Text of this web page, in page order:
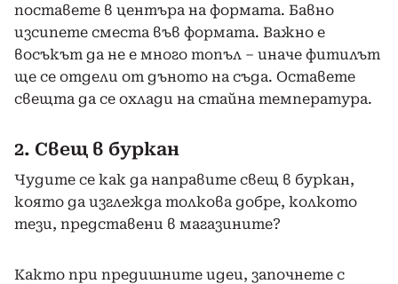
поставете в центъра на формата. Бавно
изсипете сместа във формата. Важно е
восъкът да не е много топъл – иначе фитилът
ще се отдели от дъното на съда. Оставете
свещта да се охлади на стайна температура.
2. Свещ в буркан
Чудите се как да направите свещ в буркан,
която да изглежда толкова добре, колкото
тези, представени в магазините?
Както при предишните идеи, започнете с